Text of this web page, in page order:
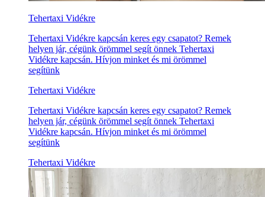
Tehertaxi Vidékre
Tehertaxi Vidékre kapcsán keres egy csapatot? Remek
helyen jár, cégünk örömmel segít önnek Tehertaxi
Vidékre kapcsán. Hívjon minket és mi örömmel
segítünk
Tehertaxi Vidékre
Tehertaxi Vidékre kapcsán keres egy csapatot? Remek
helyen jár, cégünk örömmel segít önnek Tehertaxi
Vidékre kapcsán. Hívjon minket és mi örömmel
segítünk
Tehertaxi Vidékre